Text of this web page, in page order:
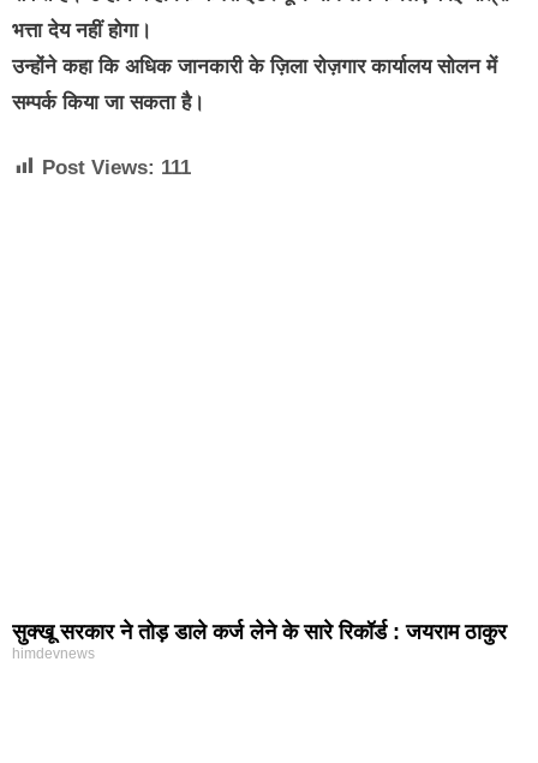
भत्ता देय नहीं होगा।
उन्होंने कहा कि अधिक जानकारी के ज़िला रोज़गार कार्यालय सोलन में
सम्पर्क किया जा सकता है।
Post Views: 111
सुक्खू सरकार ने तोड़ डाले कर्ज लेने के सारे रिकॉर्ड : जयराम ठाकुर
himdevnews